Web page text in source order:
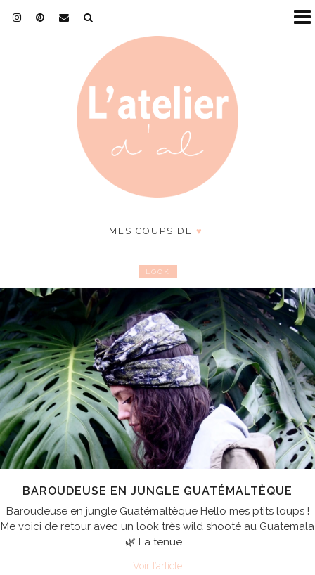
MES COUPS DE ♥
LOOK
BAROUDEUSE EN JUNGLE GUATÉMALTÈQUE
Baroudeuse en jungle Guatémaltèque Hello mes ptits loups !
Me voici de retour avec un look très wild shooté au Guatemala
🌿 La tenue …
Voir l’article